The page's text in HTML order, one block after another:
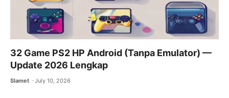
32 Game PS2 HP Android (Tanpa Emulator) —
Update 2026 Lengkap
Slamet July 10, 2026